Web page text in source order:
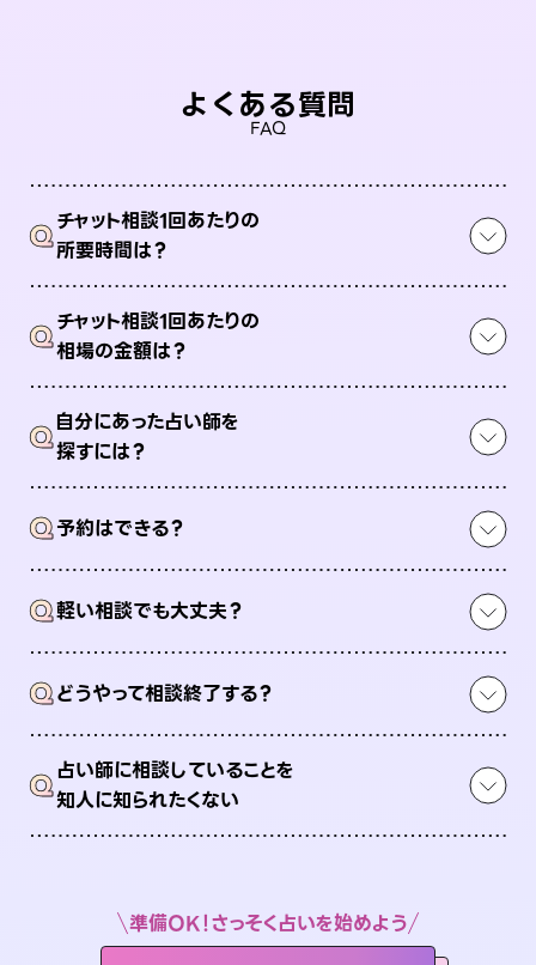
よくある質問
FAQ
Qチャット相談1回あたりの
所要時間は？
Qチャット相談1回あたりの
相場の金額は？
Q自分にあった占い師を
探すには？
Q予約はできる？
Q軽い相談でも大丈夫？
Qどうやって相談終了する？
Q占い師に相談していることを
知人に知られたくない
準備OK！さっそく占いを始めよう